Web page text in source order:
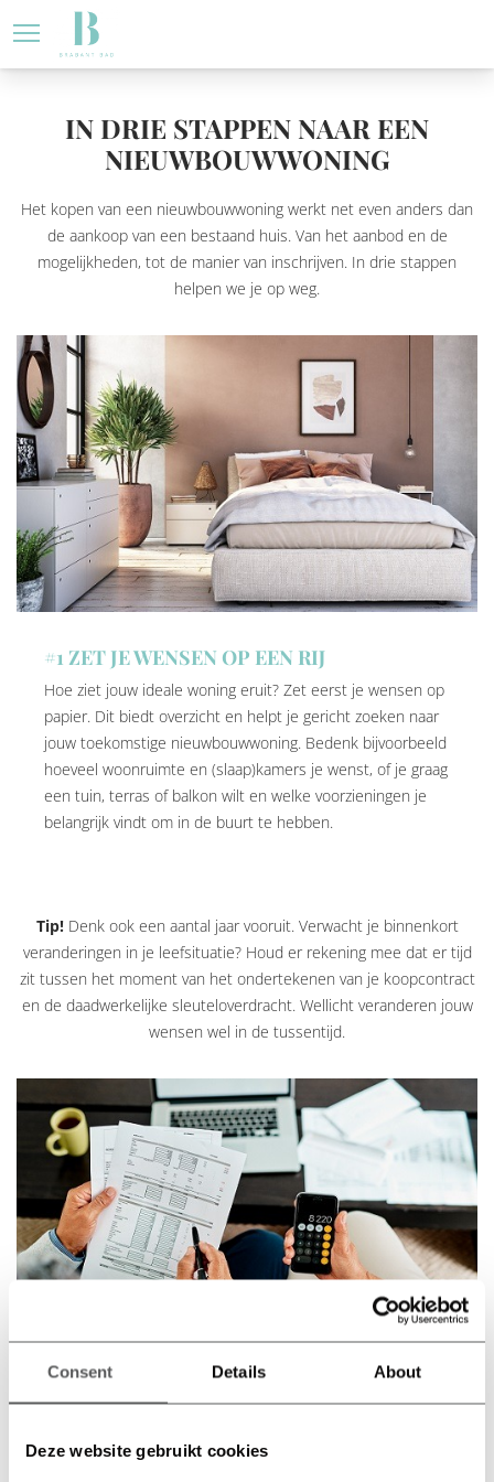
Consent Details About
Deze website gebruikt cookies
IN DRIE STAPPEN NAAR EEN
NIEUWBOUWWONING
Het kopen van een nieuwbouwwoning werkt net even anders dan
de aankoop van een bestaand huis. Van het aanbod en de
mogelijkheden, tot de manier van inschrijven. In drie stappen
helpen we je op weg.
#1 ZET JE WENSEN OP EEN RIJ
Hoe ziet jouw ideale woning eruit? Zet eerst je wensen op
papier. Dit biedt overzicht en helpt je gericht zoeken naar
jouw toekomstige nieuwbouwwoning. Bedenk bijvoorbeeld
hoeveel woonruimte en (slaap)kamers je wenst, of je graag
een tuin, terras of balkon wilt en welke voorzieningen je
belangrijk vindt om in de buurt te hebben.
Tip!Denk ook een aantal jaar vooruit. Verwacht je binnenkort
veranderingen in je leefsituatie? Houd er rekening mee dat er tijd
zit tussen het moment van het ondertekenen van je koopcontract
en de daadwerkelijke sleuteloverdracht. Wellicht veranderen jouw
wensen wel in de tussentijd.
#2 VERDIEP JE IN JOUW FINANCIËLE
Naast je wensen, is het ook belangrijk om je financiële